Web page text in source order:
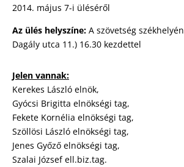
2014. május 7-i üléséről
Az ülés helyszíne: A szövetség
Dagály utca 11.) 16.30 kezdettel
Jelen vannak:
Kerekes László elnök,
Gyócsi Brigitta elnökségi tag,
Fekete Kornélia elnökségi tag,
Szöllösi László elnökségi tag,
Jenes Győző elnökségi tag,
Szalai József ell.biz.tag.